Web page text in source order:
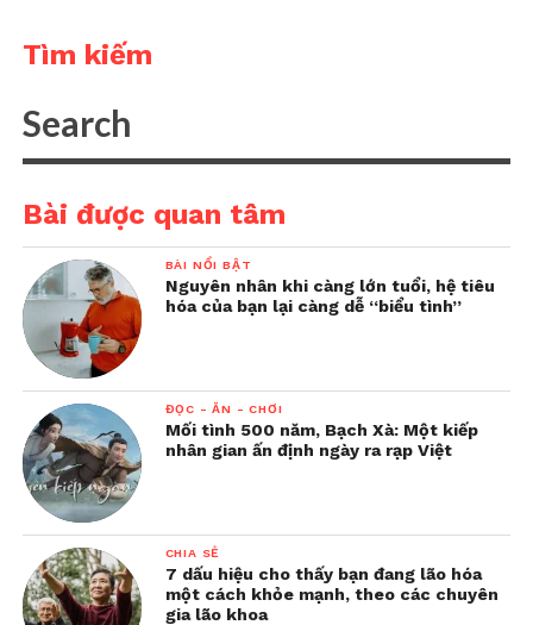
Tìm kiếm
Bài được quan tâm
BÀI NỔI BẬT
Nguyên nhân khi càng lớn tuổi, hệ tiêu
hóa của bạn lại càng dễ “biểu tình”
ĐỌC - ĂN - CHƠI
Mối tình 500 năm, Bạch Xà: Một kiếp
nhân gian ấn định ngày ra rạp Việt
CHIA SẺ
7 dấu hiệu cho thấy bạn đang lão hóa
một cách khỏe mạnh, theo các chuyên
gia lão khoa